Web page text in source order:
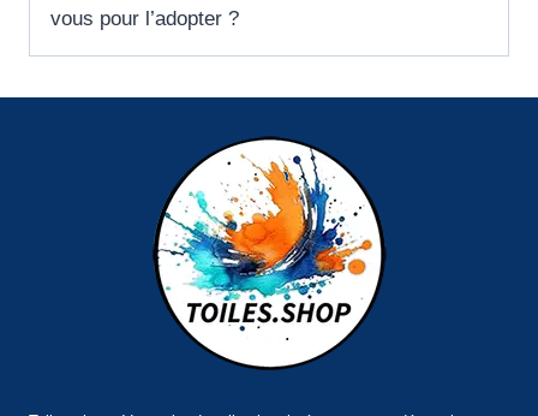
vous pour l’adopter ?